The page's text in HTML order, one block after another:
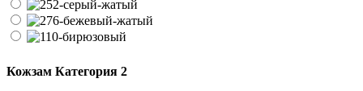
Кожзам Категория 2